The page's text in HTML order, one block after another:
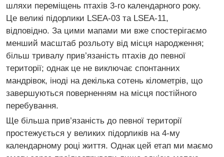
шляхи переміщень птахів 3-го календарного року.
Це великі підорлики LSEA-03 та LSEA-11,
відповідно. За цими мапами ми вже спостерігаємо
менший масштаб розльоту від місця народження;
більш тривалу прив’язаність птахів до певної
території; однак це не виключає спонтанних
мандрівок, іноді на декілька сотень кілометрів, що
завершуються поверненням на місця постійного
перебування.
Ще більша прив’язаність до певної території
простежується у великих підорликів на 4-му
календарному році життя. Однак цей етап ми маємо